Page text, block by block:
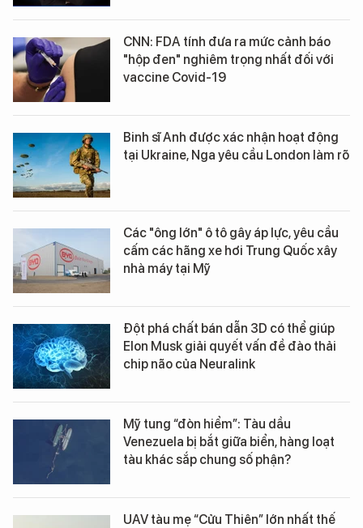
CNN: FDA tính đưa ra mức cảnh báo
"hộp đen" nghiêm trọng nhất đối với
vaccine Covid-19
Binh sĩ Anh được xác nhận hoạt động
tại Ukraine, Nga yêu cầu London làm rõ
Các "ông lớn" ô tô gây áp lực, yêu cầu
cấm các hãng xe hơi Trung Quốc xây
nhà máy tại Mỹ
Đột phá chất bán dẫn 3D có thể giúp
Elon Musk giải quyết vấn đề đào thải
chip não của Neuralink
Mỹ tung “đòn hiểm”: Tàu dầu
Venezuela bị bắt giữa biển, hàng loạt
tàu khác sắp chung số phận?
UAV tàu mẹ “Cửu Thiên” lớn nhất thế